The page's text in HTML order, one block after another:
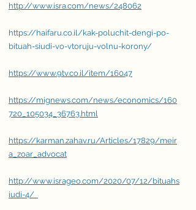
http://www.isra.com/news/248062
https://haifaru.co.il/kak-poluchit-dengi-po-
bituah-siudi-vo-vtoruju-volnu-korony/
https://www.9tv.co.il/item/16047
https://mignews.com/news/economics/160
720_105034_36763.html
https://karman.zahav.ru/Articles/17829/meir
a_zoar_advocat
http://www.isrageo.com/2020/07/12/bituahs
iudi-4/